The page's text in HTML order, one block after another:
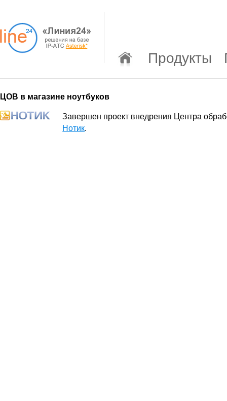
Продукты
ЦОВ в магазине ноутбуков
Завершен проект внедрения Центра
Нотик.